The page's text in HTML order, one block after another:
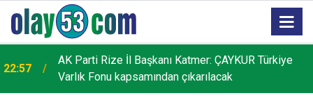
22:57
AK Parti Rize İl Başkanı Katmer: ÇAYKUR Türkiye
Varlık Fonu kapsamından çıkarılacak